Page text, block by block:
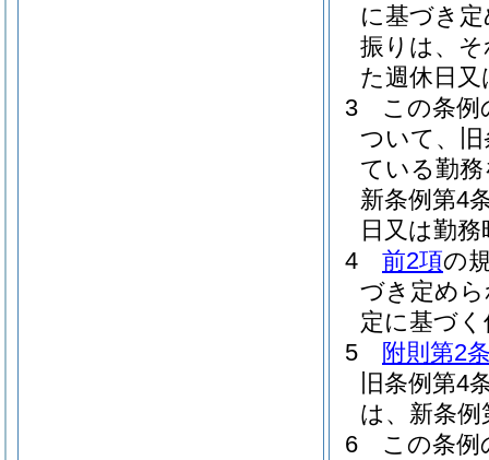
に基づき
振りは、
た週休日
3
この条例
ついて、
ている勤
新条例第4
日又は勤
4
前2項の
づき定め
定に基づ
5
附則第2
旧条例第4
は、新条
6
この条例